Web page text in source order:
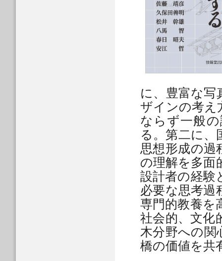
に、豊富な写
ザインの考え
ならず一般
る。第二に、
思想形成の過
の理解を多面
設計者の経験
必要な思考過
専門的教養を
社会的、文化
木分野への関
橋の価値を共